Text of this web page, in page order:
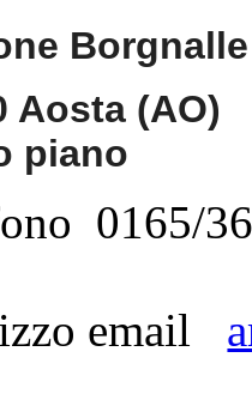
Aosta (AO)
piano
0165/
email